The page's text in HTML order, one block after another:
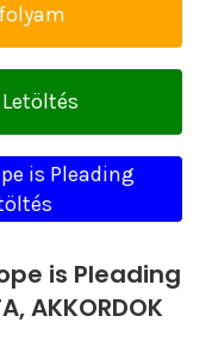
is Pleading
is Pleading
AKKORDOK